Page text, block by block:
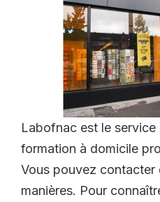
Labofnac est le
formation à domicile
Vous pouvez contacter
manières. Pour